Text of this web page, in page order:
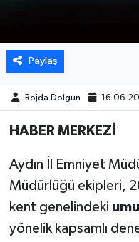
Paylaş
Rojda Dolgun
HABER MERKEZİ
Aydın İl Emniyet
Müdürlüğü ekipleri,
kent genelindeki
yönelik kapsamlı
KÜLTÜR SANAT
SAĞLIK
ŞİRKET
SİYASET